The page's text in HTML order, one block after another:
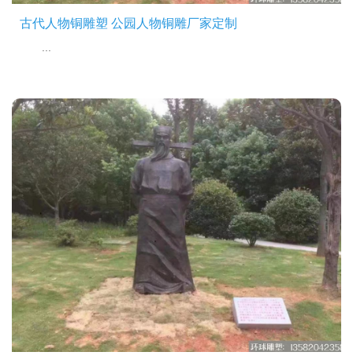
古代人物铜雕塑 公园人物铜雕厂家定制